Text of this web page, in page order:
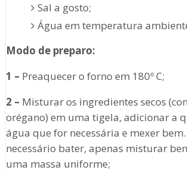
Sal a gosto;
Água em temperatura
Modo de preparo:
1 – Preaquecer o forno em 180º C;
2 – Misturar os ingredientes secos
orégano) em uma tigela, adicionar a
água que for necessária e mexer
necessário bater, apenas misturar
uma massa uniforme;